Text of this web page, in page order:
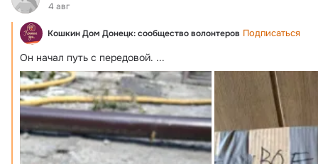
4 авг
Кошкин Дом Донецк: сообщество волонтеров Подписаться
Он начал путь с передовой. ...